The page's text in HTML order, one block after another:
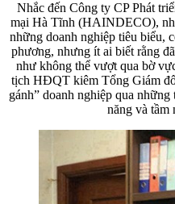
Nhắc đến Công ty CP Phát
mại Hà Tĩnh (HAINDECO),
những doanh nghiệp tiêu biểu,
phương, nhưng ít ai biết rằng
như không thể vượt qua bờ
tịch HĐQT kiêm Tổng Giám
gánh” doanh nghiệp qua
năng và tầm